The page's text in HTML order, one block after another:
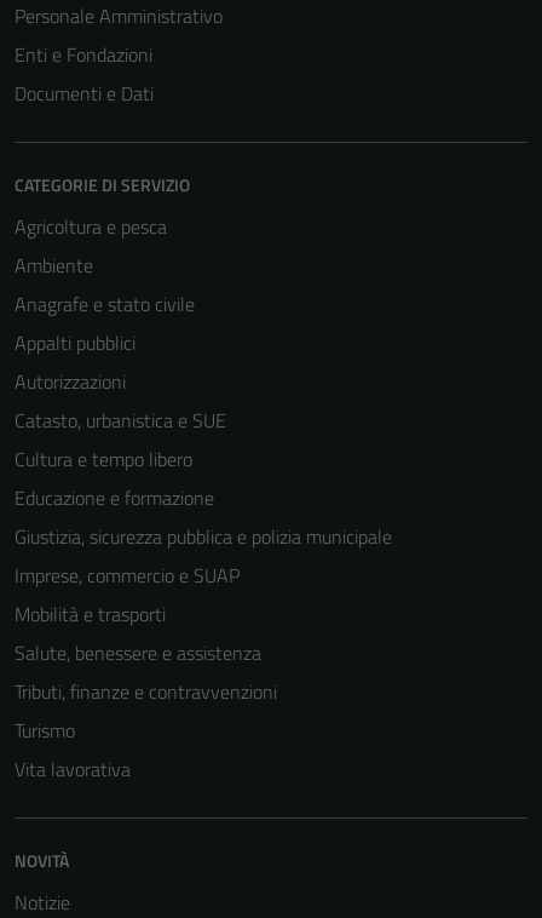
Personale Amministrativo
Enti e Fondazioni
Documenti e Dati
CATEGORIE DI SERVIZIO
Agricoltura e pesca
Ambiente
Anagrafe e stato civile
Appalti pubblici
Autorizzazioni
Catasto, urbanistica e SUE
Cultura e tempo libero
Educazione e formazione
Giustizia, sicurezza pubblica e polizia municipale
Imprese, commercio e SUAP
Mobilità e trasporti
Salute, benessere e assistenza
Tributi, finanze e contravvenzioni
Turismo
Vita lavorativa
NOVITÀ
Notizie